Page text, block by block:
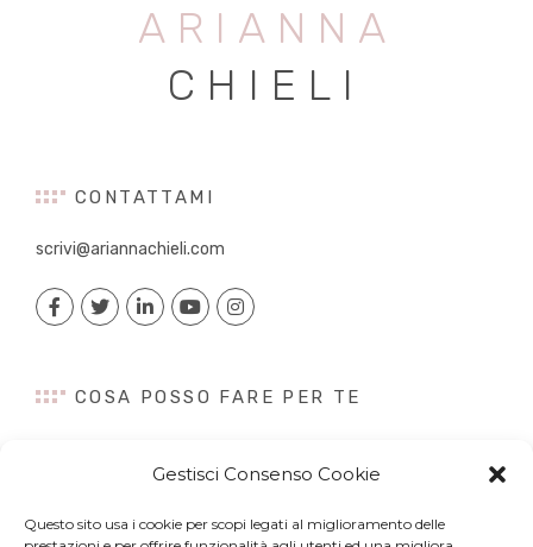
Gestisci Consenso Cookie
Questo sito usa i cookie per scopi legati al miglioramento delle
ARIANNA
CHIELI
CONTATTAMI
scrivi@ariannachieli.com
COSA POSSO FARE PER TE
Content Creation
Digital PR